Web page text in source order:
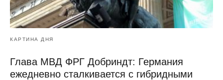
КАРТИНА ДНЯ
Глава МВД ФРГ Добриндт: Германия
ежедневно сталкивается с гибридными